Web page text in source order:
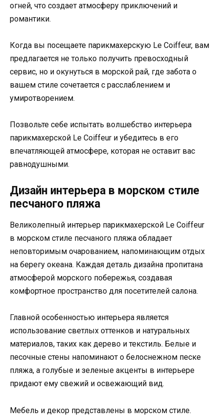
огней, что создает атмосферу приключений и
романтики.
Когда вы посещаете парикмахерскую Le Coiffeur, вам
предлагается не только получить превосходный
сервис, но и окунуться в морской рай, где забота о
вашем стиле сочетается с расслаблением и
умиротворением.
Позвольте себе испытать волшебство интерьера
парикмахерской Le Coiffeur и убедитесь в его
впечатляющей атмосфере, которая не оставит вас
равнодушными.
Дизайн интерьера в морском стиле
песчаного пляжа
Великолепный интерьер парикмахерской Le Coiffeur
в морском стиле песчаного пляжа обладает
неповторимым очарованием, напоминающим отдых
на берегу океана. Каждая деталь дизайна пропитана
атмосферой морского побережья, создавая
комфортное пространство для посетителей салона.
Главной особенностью интерьера является
использование светлых оттенков и натуральных
материалов, таких как дерево и текстиль. Белые и
песочные стены напоминают о белоснежном песке
пляжа, а голубые и зеленые акценты в интерьере
придают ему свежий и освежающий вид.
Мебель и декор представлены в морском стиле.